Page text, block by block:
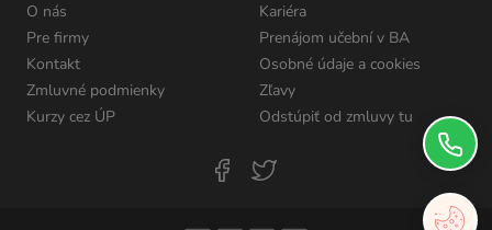
O nás
Kariéra
Pre firmy
Prenájom učební v BA
Kontakt
Osobné údaje a cookies
Zmluvné podmienky
Zľavy
Kurzy cez ÚP
Odstúpiť od zmluvy tu